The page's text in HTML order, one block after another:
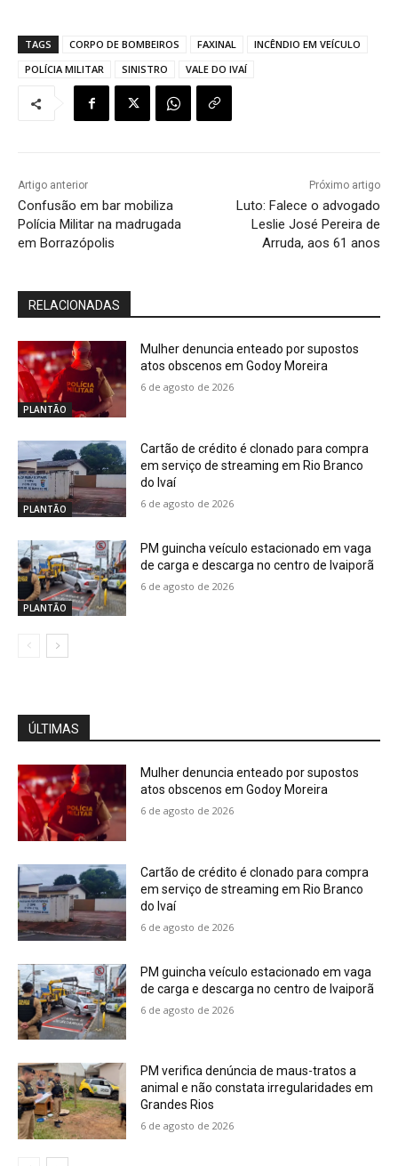
TAGS CORPO DE BOMBEIROS FAXINAL
INCÊNDIO EM VEÍCULO
POLÍCIA MILITAR
SINISTRO VALE DO IVAÍ
Artigo anterior
Confusão em bar mobiliza
Polícia Militar na madrugada
em Borrazópolis
Próximo artigo
Luto: Falece o advogado
Leslie José Pereira de
Arruda, aos 61 anos
RELACIONADAS
PLANTÃO
Mulher denuncia enteado por supostos
atos obscenos em Godoy Moreira
6 de agosto de 2026
PLANTÃO
Cartão de crédito é clonado para compra
em serviço de streaming em Rio Branco
do Ivaí
6 de agosto de 2026
PLANTÃO
PM guincha veículo estacionado em vaga
de carga e descarga no centro de Ivaiporã
6 de agosto de 2026
ÚLTIMAS
Mulher denuncia enteado por supostos
atos obscenos em Godoy Moreira
6 de agosto de 2026
Cartão de crédito é clonado para compra
em serviço de streaming em Rio Branco
do Ivaí
6 de agosto de 2026
PM guincha veículo estacionado em vaga
de carga e descarga no centro de Ivaiporã
6 de agosto de 2026
PM verifica denúncia de maus-tratos a
animal e não constata irregularidades em
Grandes Rios
6 de agosto de 2026